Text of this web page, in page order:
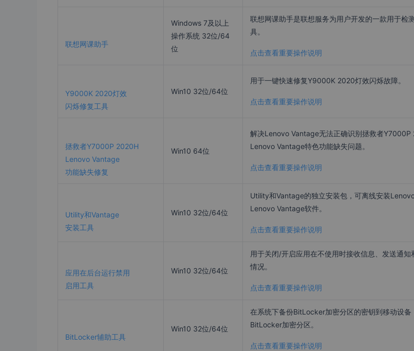
联想网课助手
Windows 7及以上
操作系统 32位/64
位
联想网课助手是联想服务为用户开发的一款用于检
具。
点击查看重要操作说明
Y9000K 2020灯效
闪烁修复工具
Win10 32位/64位
用于一键快速修复Y9000K 2020灯效闪烁故障。
点击查看重要操作说明
拯救者Y7000P 2020H
Lenovo Vantage
功能缺失修复
Win10 64位
解决Lenovo Vantage无法正确识别拯救者Y7000P
Lenovo Vantage特色功能缺失问题。
点击查看重要操作说明
Utility和Vantage
安装工具
Win10 32位/64位
Utility和Vantage的独立安装包，可离线安装
Lenovo Vantage软件。
点击查看重要操作说明
应用在后台运行禁用
启用工具
Win10 32位/64位
用于关闭/开启应用在不使用时接收信息、发送通知
情况。
点击查看重要操作说明
BitLocker辅助工具
Win10 32位/64位
在系统下备份BitLocker加密分区的密钥到移动设备
BitLocker加密分区。
点击查看重要操作说明